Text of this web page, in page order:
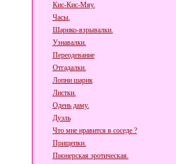
Кис-Кис-Мяу.
Часы.
Шарико-взрывалки.
Узнавалки.
Переодевание
Отгадалки.
Лопни шарик
Листки.
Одень даму.
Дуэль
Что мне нравится в соседе ?
Прищепки.
Пионерская эротическая.